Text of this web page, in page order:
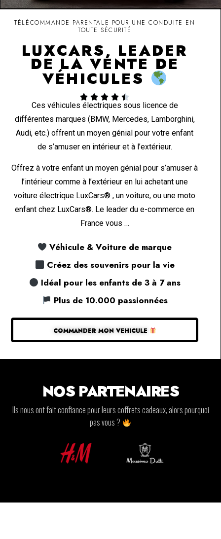
TÉLÉCOMMANDE PARENTALE POUR UNE CONDUITE EN
TOUTE SÉCURITÉ
LUXCARS, LEADER
DE LA VENTE DE
VÉHICULES
    
Ces véhicules électriques sous licence de
différentes marques (BMW, Mercedes, Lamborghini,
Audi, etc.) offrent un moyen génial pour votre enfant
de s’amuser en intérieur et à l’extérieur.
Offrez à votre enfant un moyen génial pour s’amuser à
l’intérieur comme à l’extérieur en lui achetant une
voiture électrique LuxCars® , un voiture, ou une moto
enfant chez LuxCars®. Le leader du e-commerce en
France vous …
Véhicule & Voiture de marque
Créez des souvenirs pour la vie
Idéal pour les enfants de 3 à 7 ans
Plus de 10.000 passionnées
COMMANDER MON VEHICULE
NOS PARTENAIRES
Ils nous ont fait confiance pour leurs coffrets cadeaux, alors pourquoi
pas vous ?